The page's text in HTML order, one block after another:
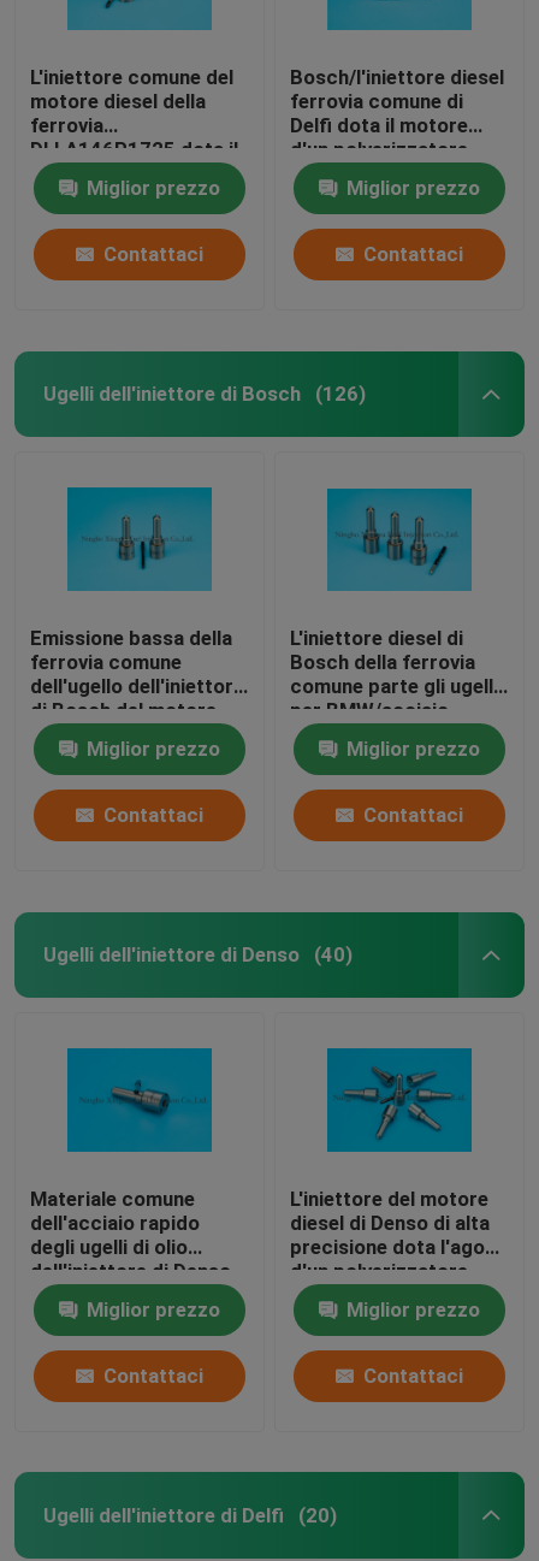
L'iniettore comune del
motore diesel della
ferrovia
DLLA146P1725 dota il
materiale d'un
polverizzatore
dell'acciaio rapido
Miglior prezzo
Contattaci
Bosch/l'iniettore diesel
ferrovia comune di
Delfi dota il motore
d'un polverizzatore
abbinato JMC4JB1
Miglior prezzo
Contattaci
Ugelli dell'iniettore di Bosch (126)
Emissione bassa della
ferrovia comune
dell'ugello dell'iniettore
di Bosch del motore
diesel dei ricambi auto
Miglior prezzo
Contattaci
L'iniettore diesel di
Bosch della ferrovia
comune parte gli ugelli
per BMW/acciaio
rapido di Mercedes
Miglior prezzo
Contattaci
Ugelli dell'iniettore di Denso (40)
Materiale comune
dell'acciaio rapido
degli ugelli di olio
dell'iniettore di Denso
della ferrovia
DLLA155P960
Miglior prezzo
Contattaci
L'iniettore del motore
diesel di Denso di alta
precisione dota l'ago
d'un polverizzatore
nero DLLA154P881,
0950006290 di colore
Miglior prezzo
Contattaci
Ugelli dell'iniettore di Delfi (20)